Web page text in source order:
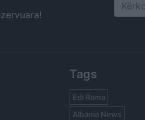
Search
Tags
Edi Rama
Albania News